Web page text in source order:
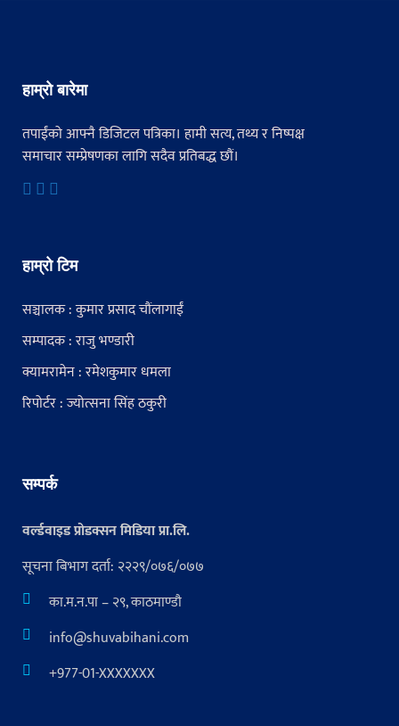
हाम्रो बारेमा
तपाईंको आफ्नै डिजिटल पत्रिका। हामी सत्य, तथ्य र निष्पक्ष
समाचार सम्प्रेषणका लागि सदैव प्रतिबद्ध छौं।
हाम्रो टिम
सञ्चालक : कुमार प्रसाद चौंलागाईं
सम्पादक : राजु भण्डारी
क्यामरामेन : रमेशकुमार धमला
रिपोर्टर : ज्योत्सना सिंह ठकुरी
सम्पर्क
वर्ल्डवाइड प्रोडक्सन मिडिया प्रा.लि.
सूचना बिभाग दर्ता: २२२९/०७६/०७७
का.म.न.पा – २९, काठमाण्डौ
info@shuvabihani.com
+977-01-XXXXXXX